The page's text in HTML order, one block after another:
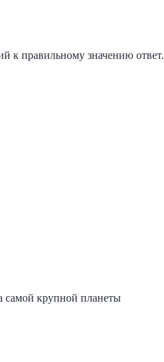
к правильному значению ответ.
самой крупной планеты